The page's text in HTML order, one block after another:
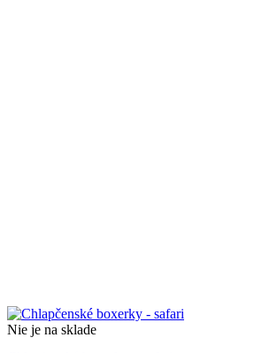
Nie je na sklade